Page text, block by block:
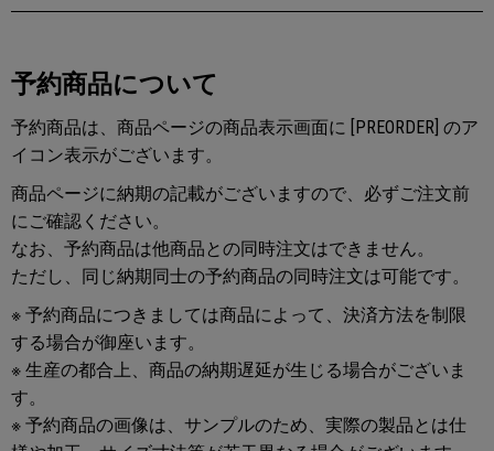
予約商品について
予約商品は、商品ページの商品表示画面に [PREORDER] のア
イコン表示がございます。
商品ページに納期の記載がございますので、必ずご注文前
にご確認ください。
なお、予約商品は他商品との同時注文はできません。
ただし、同じ納期同士の予約商品の同時注文は可能です。
※ 予約商品につきましては商品によって、決済方法を制限
する場合が御座います。
※ 生産の都合上、商品の納期遅延が生じる場合がございま
す。
※ 予約商品の画像は、サンプルのため、実際の製品とは仕